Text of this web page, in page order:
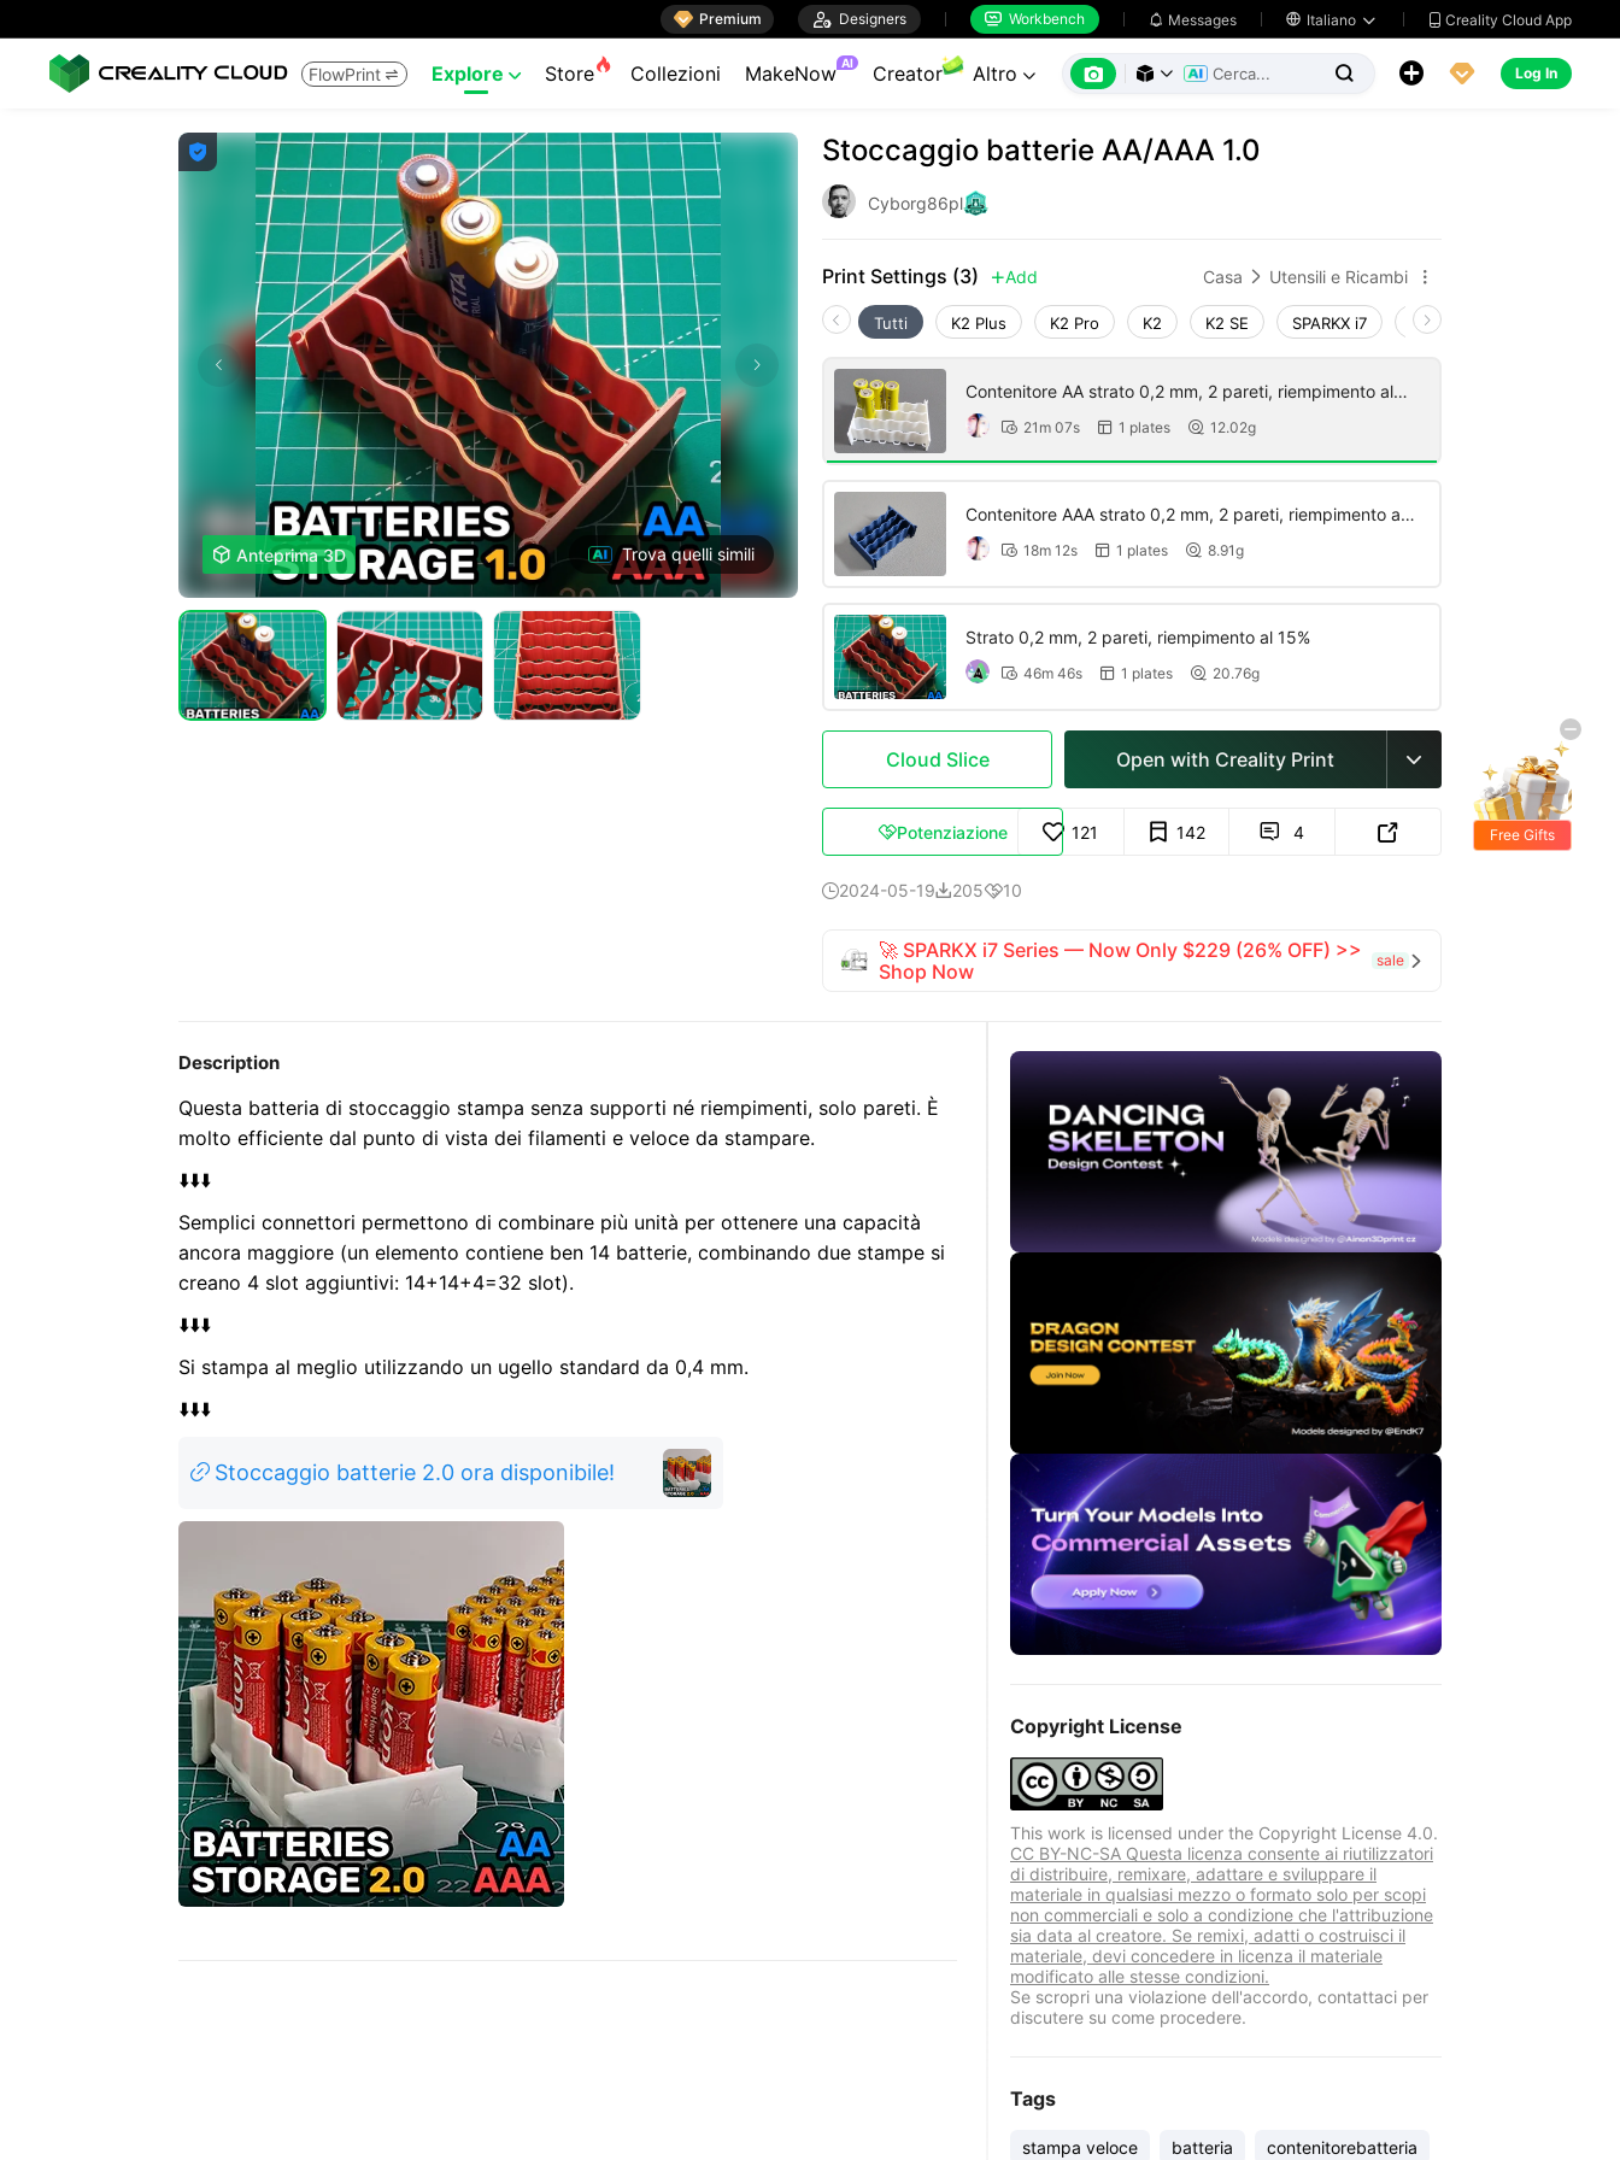
 Premium  Designers  Workbench  Messages  Italiano   Creality Cloud App
FlowPrint  Explore  Store Collezioni MakeNow AI Creator Altro        Log In

 Anteprima 3D Trova quelli simili
Stoccaggio batterie AA/AAA 1.0
Cyborg86pl
Print Settings (3) Add Casa  Utensili e Ricambi 
Tutti K2 Plus K2 Pro K2 K2 SE SPARKX i7 Creality Hi
Contenitore AA strato 0,2 mm, 2 pareti, riempimento al
15%
 21m 07s  1 plates  12.02g
Contenitore AAA strato 0,2 mm, 2 pareti, riempimento al
15%
 18m 12s  1 plates  8.91g
Strato 0,2 mm, 2 pareti, riempimento al 15%
 46m 46s  1 plates  20.76g
Cloud Slice Open with Creality Print 
Potenziazione 121 142  4 
2024-05-1920510
🚀 SPARKX i7 Series — Now Only $229 (26% OFF) >>
Shop Now
sale 
Description
Questa batteria di stoccaggio stampa senza supporti né riempimenti, solo pareti. È
molto efficiente dal punto di vista dei filamenti e veloce da stampare.
⬇️⬇️⬇️
Semplici connettori permettono di combinare più unità per ottenere una capacità
ancora maggiore (un elemento contiene ben 14 batterie, combinando due stampe si
creano 4 slot aggiuntivi: 14+14+4=32 slot).
⬇️⬇️⬇️
Si stampa al meglio utilizzando un ugello standard da 0,4 mm.
⬇️⬇️⬇️
Stoccaggio batterie 2.0 ora disponibile!
Copyright License
This work is licensed under the Copyright License 4.0.
CC BY-NC-SA Questa licenza consente ai riutilizzatori
di distribuire, remixare, adattare e sviluppare il
materiale in qualsiasi mezzo o formato solo per scopi
non commerciali e solo a condizione che l'attribuzione
sia data al creatore. Se remixi, adatti o costruisci il
materiale, devi concedere in licenza il materiale
modificato alle stesse condizioni.
Se scropri una violazione dell'accordo, contattaci per
discutere su come procedere.
Tags
stampa veloce batteria contenitorebatteria
Free Gifts